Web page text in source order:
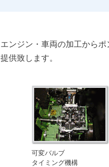
エンジン・車両の加工から
提供致します。
可変バルブ
タイミング機構